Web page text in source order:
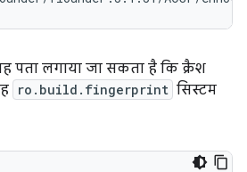
पता लगाया जा सकता है कि क्रैश
ro.build.fingerprint सिस्टम